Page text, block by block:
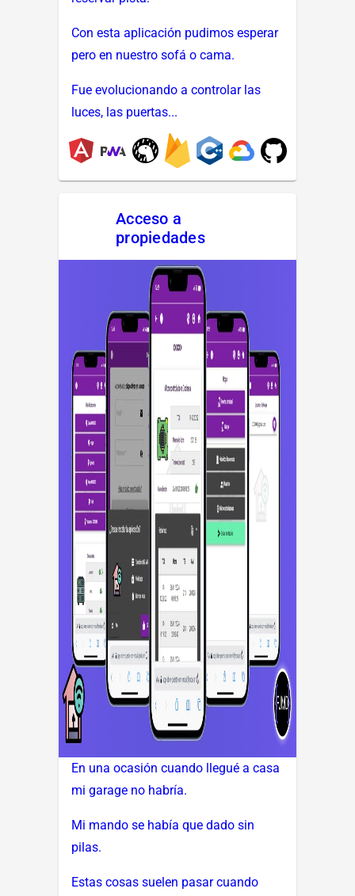
Con esta aplicación pudimos esperar
pero en nuestro sofá o cama.
Fue evolucionando a controlar las
luces, las puertas...
Acceso a
propiedades
En una ocasión cuando llegué a casa
mi garage no habría.
Mi mando se había que dado sin
pilas.
Estas cosas suelen pasar cuando